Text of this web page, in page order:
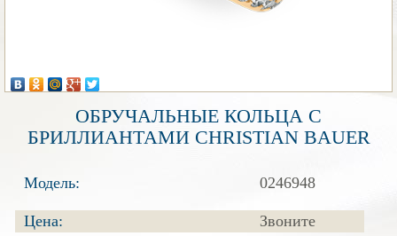
ОБРУЧАЛЬНЫЕ КОЛЬЦА С
БРИЛЛИАНТАМИ CHRISTIAN BAUER
Модель: 0246948
Цена:
Звоните